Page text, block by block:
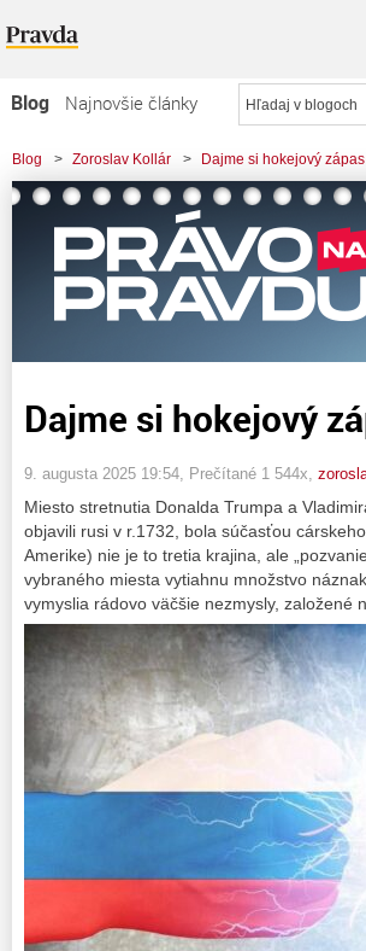
Blog
Najnovšie články
Najčítanejšie články
Najkomentovanejšie články
Zoznam blogov
Komerčné blogy
Blog > Zoroslav Kollár > Dajme si hokejový
Dajme si hokejový
9. augusta 2025 19:54 , Prečítané 1 544x,
Miesto stretnutia Donalda Trumpa a
objavili rusi v r.1732, bola súčasťou
Amerike) nie je to tretia krajina, ale
vybraného miesta vytiahnu množstvo
vymyslia rádovo väčšie nezmysly, založené